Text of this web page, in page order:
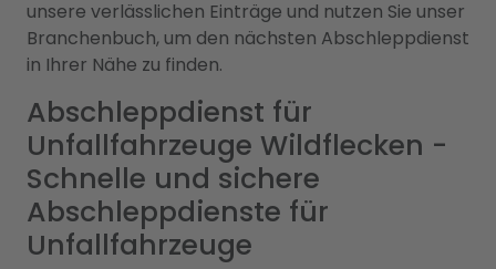
unsere verlässlichen Einträge und nutzen Sie unser
Branchenbuch, um den nächsten Abschleppdienst
in Ihrer Nähe zu finden.
Abschleppdienst für
Unfallfahrzeuge Wildflecken -
Schnelle und sichere
Abschleppdienste für
Unfallfahrzeuge